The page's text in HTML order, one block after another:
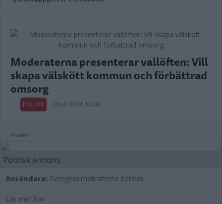
Moderaterna presenterar vallöften: Vill
skapa välskött kommun och förbättrad
omsorg
POLITIK 24 juli 2026 14.00
Annons:
Politisk annons
Avsändare: Sverigedemokraterna Kalmar
Läs mer här